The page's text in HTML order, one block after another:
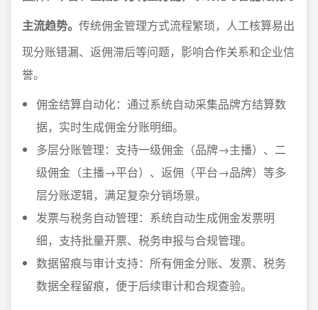
主流趋势。 传统佣金管理方式流程繁琐，人工核算易出
现分账错漏、返佣滞后等问题，影响合作关系和企业信
誉。
佣金结算自动化：通过系统自动采集品牌方结算数
据，实时生成佣金分账明细。
多层分账管理：支持一级佣金（品牌→主播）、二
级佣金（主播→平台）、返佣（平台→品牌）等多
层分账逻辑，满足复杂分销场景。
发票与税务自动管理：系统自动生成佣金发票明
细，支持批量开票、税务申报与合规管理。
数据留痕与审计支持：所有佣金分账、发票、税务
数据全程留痕，便于后续审计和合规查验。